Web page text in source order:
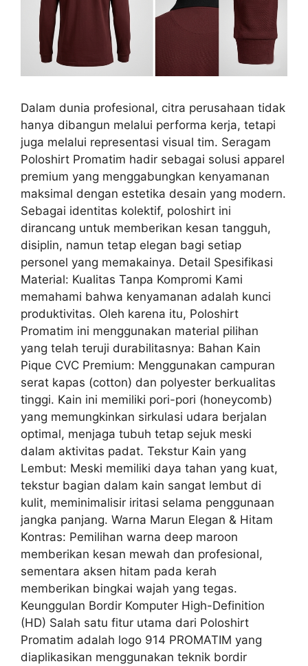
Dalam dunia profesional, citra perusahaan tidak
hanya dibangun melalui performa kerja, tetapi
juga melalui representasi visual tim. Seragam
Poloshirt Promatim hadir sebagai solusi apparel
premium yang menggabungkan kenyamanan
maksimal dengan estetika desain yang modern.
Sebagai identitas kolektif, poloshirt ini
dirancang untuk memberikan kesan tangguh,
disiplin, namun tetap elegan bagi setiap
personel yang memakainya. Detail Spesifikasi
Material: Kualitas Tanpa Kompromi Kami
memahami bahwa kenyamanan adalah kunci
produktivitas. Oleh karena itu, Poloshirt
Promatim ini menggunakan material pilihan
yang telah teruji durabilitasnya: Bahan Kain
Pique CVC Premium: Menggunakan campuran
serat kapas (cotton) dan polyester berkualitas
tinggi. Kain ini memiliki pori-pori (honeycomb)
yang memungkinkan sirkulasi udara berjalan
optimal, menjaga tubuh tetap sejuk meski
dalam aktivitas padat. Tekstur Kain yang
Lembut: Meski memiliki daya tahan yang kuat,
tekstur bagian dalam kain sangat lembut di
kulit, meminimalisir iritasi selama penggunaan
jangka panjang. Warna Marun Elegan & Hitam
Kontras: Pemilihan warna deep maroon
memberikan kesan mewah dan profesional,
sementara aksen hitam pada kerah
memberikan bingkai wajah yang tegas.
Keunggulan Bordir Komputer High-Definition
(HD) Salah satu fitur utama dari Poloshirt
Promatim adalah logo 914 PROMATIM yang
diaplikasikan menggunakan teknik bordir